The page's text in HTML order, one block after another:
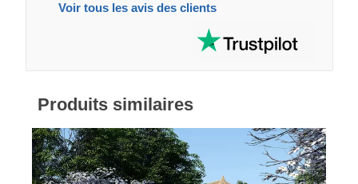
Voir tous les avis des clients
Produits similaires